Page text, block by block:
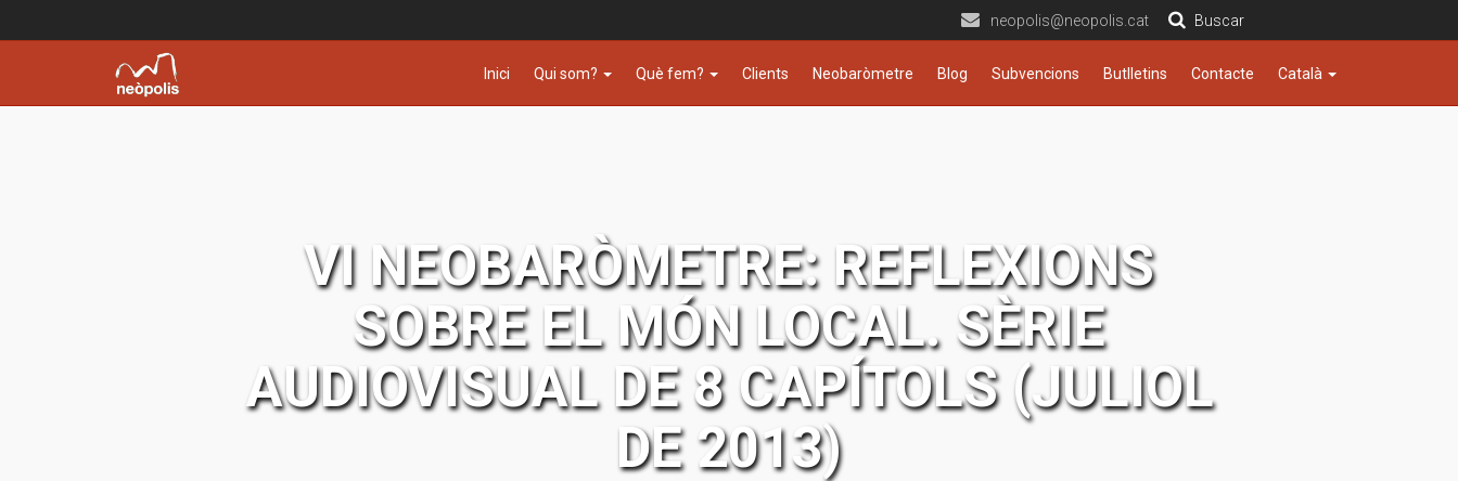
neopolis@neopolis.cat Buscar
Inici Qui som? Què fem? Clients Neobaròmetre Blog Subvencions Butlletins Contacte Català
VI NEOBARÒMETRE: REFLEXIONS
SOBRE EL MÓN LOCAL. SÈRIE
AUDIOVISUAL DE 8 CAPÍTOLS (JULIOL
DE 2013)